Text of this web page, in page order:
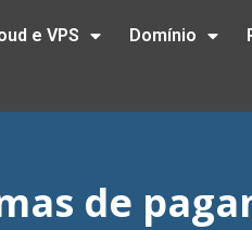
e VPS Domínio
de